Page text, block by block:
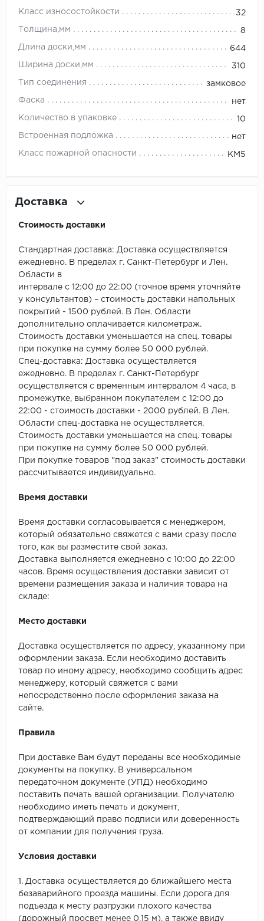
Pergo
Quality Flooring
Smartprofile
SPC DEW
SPC Flooring
SPC Ideal Flooring
SPC Kronostep
SPC Stronghold
TANTO
Tarkett
Vinil click
Класс износостойкости 32
Толщина,мм 8
Длина доски,мм 644
Ширина доски,мм 310
Тип соединения замковое
Фаска нет
Количество в упаковке 10
Встроенная подложка нет
Класс пожарной опасности КМ5
Доставка
Стоимость доставки
Стандартная доставка: Доставка осуществляется
ежедневно. В пределах г. Санкт-Петербург и Лен.
Области в
интервале с 12:00 до 22:00 (точное время уточняйте
у консультантов) – стоимость доставки напольных
покрытий - 1500 рублей. В Лен. Области
дополнительно оплачивается километраж.
Стоимость доставки уменьшается на спец. товары
при покупке на сумму более 50 000 рублей.
Спец-доставка: Доставка осуществляется
ежедневно. В пределах г. Санкт-Петербург
осуществляется с временным интервалом 4 часа, в
промежутке, выбранном покупателем с 12:00 до
22:00 - стоимость доставки - 2000 рублей. В Лен.
Области спец-доставка не осуществляется.
Стоимость доставки уменьшается на спец. товары
при покупке на сумму более 50 000 рублей.
При покупке товаров "под заказ" стоимость доставки
рассчитывается индивидуально.
Время доставки
Время доставки согласовывается с менеджером,
который обязательно свяжется с вами сразу после
того, как вы разместите свой заказ.
Доставка выполняется ежедневно с 10:00 до 22:00
часов. Время осуществления доставки зависит от
времени размещения заказа и наличия товара на
складе:
Место доставки
Доставка осуществляется по адресу, указанному при
оформлении заказа. Если необходимо доставить
товар по иному адресу, необходимо сообщить адрес
менеджеру, который свяжется с вами
непосредственно после оформления заказа на
сайте.
Правила
При доставке Вам будут переданы все необходимые
документы на покупку. В универсальном
передаточном документе (УПД) необходимо
поставить печать вашей организации. Получателю
необходимо иметь печать и документ,
подтверждающий право подписи или доверенность
от компании для получения груза.
Условия доставки
1. Доставка осуществляется до ближайшего места
безаварийного проезда машины. Если дорога для
подъезда к месту разгрузки плохого качества
(дорожный просвет менее 0,15 м), а также ввиду